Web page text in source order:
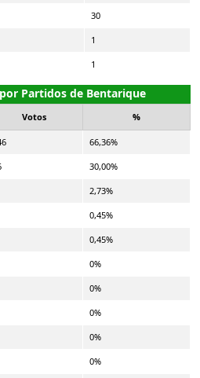
30
1
1
Partidos de Bentarique
Votos %
66,36%
30,00%
2,73%
0,45%
0,45%
0%
0%
0%
0%
0%